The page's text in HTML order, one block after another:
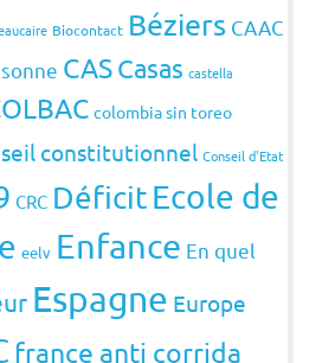
Biocontact Béziers CAAC
CASCasas castella
colombia sin toreo
constitutionnel Conseil d'Etat
CRC DéficitEcole de
eelv Enfance En quel
Espagne Europe
france anti corrida